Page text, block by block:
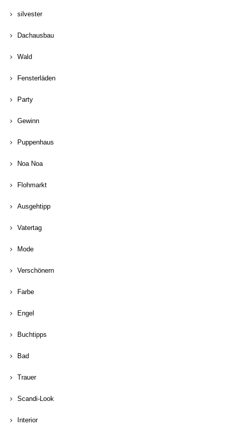
silvester
Dachausbau
Wald
Fensterläden
Party
Gewinn
Puppenhaus
Noa Noa
Flohmarkt
Ausgehtipp
Vatertag
Mode
Verschönern
Farbe
Engel
Buchtipps
Bad
Trauer
Scandi-Look
Interior